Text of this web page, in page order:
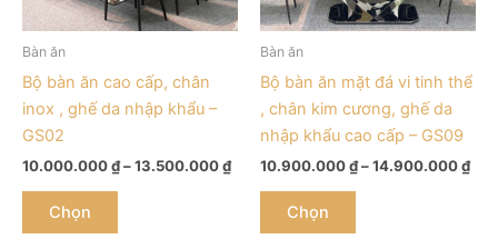
Bàn ăn
Bộ bàn ăn cao cấp, chân
inox , ghế da nhập khẩu –
GS02
10.000.000₫–13.500.000₫
Chọn
Các
có
thể
chọn
Bàn ăn
Bộ bàn ăn mặt đá vi tinh thể
, chân kim cương, ghế da
nhập khẩu cao cấp – GS09
10.900.000₫–14.900.000₫
Chọn
Các
có
thể
được
chọn